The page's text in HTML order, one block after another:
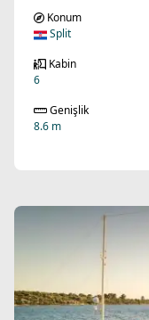
Konum
Split
Kabin
6
Genişlik
8.6 m